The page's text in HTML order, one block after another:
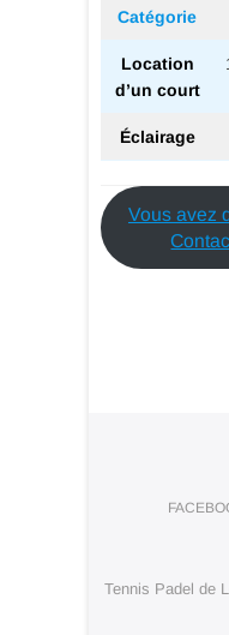
Catégorie
Location
d’un court
Éclairage
Vous avez
Tennis Padel de